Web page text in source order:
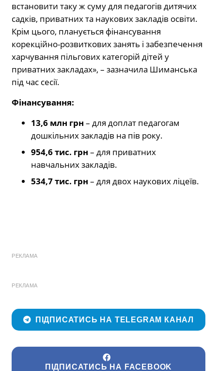
встановити таку ж суму для педагогів дитячих
садків, приватних та наукових закладів освіти.
Крім цього, планується фінансування
корекційно-розвиткових занять і забезпечення
харчування пільгових категорій дітей у
приватних закладах», – зазначила Шиманська
під час сесії.
Фінансування:
13,6 млн грн – для доплат педагогам
дошкільних закладів на пів року.
954,6 тис. грн – для приватних
навчальних закладів.
534,7 тис. грн – для двох наукових ліцеїв.
РЕКЛАМА
РЕКЛАМА
ПІДПИСАТИСЬ НА TELEGRAM КАНАЛ
ПІДПИСАТИСЬ НА FACEBOOK